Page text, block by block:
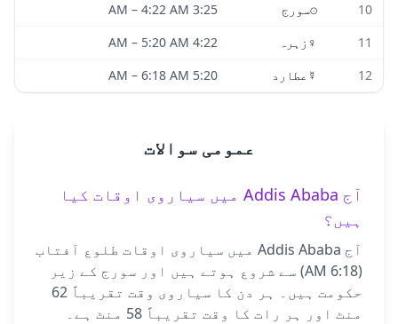
10
☉سورج 3:25 AM
– 4:22 AM
11
♀ زہرہ 4:22 AM
– 5:20 AM
12
☿ عطارد 5:20 AM
– 6:18 AM
عمومی سوالات
آج Addis Ababa میں سیاروی اوقات کیا
ہیں؟
آج Addis Ababa میں سیاروی اوقات طلوع آفتاب
(6:18 AM) سے شروع ہوتے ہیں اور سورج کے زیر
حکومت ہیں۔ ہر دن کا سیاروی وقت تقریباً 62
منٹ اور ہر رات کا وقت تقریباً 58 منٹ ہے۔